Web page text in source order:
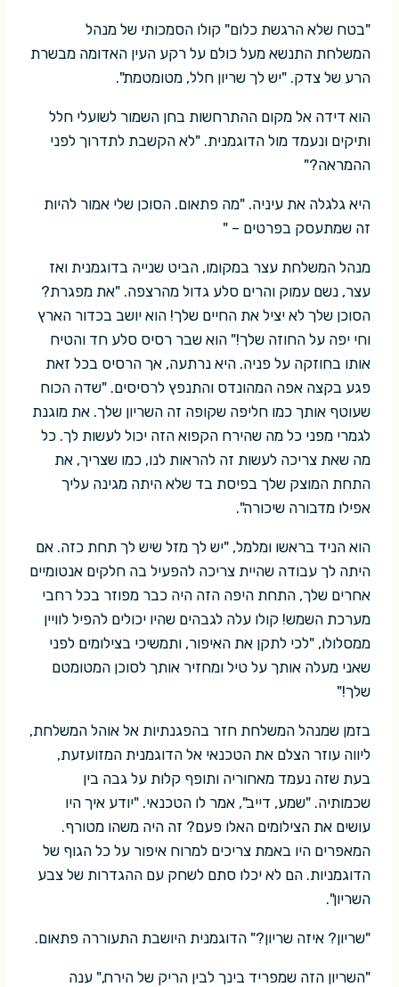
"בטח שלא הרגשת כלום" קולו הסמכותי של מנהל
המשלחת התנשא מעל כולם על רקע העין האדומה מבשרת
הרע של צדק. "יש לך שריון חלל, מטומטמת".
הוא דידה אל מקום ההתרחשות בחן השמור לשועלי חלל
ותיקים ונעמד מול הדוגמנית. "לא הקשבת לתדרוך לפני
ההמראה?"
היא גלגלה את עיניה. "מה פתאום. הסוכן שלי אמור להיות
זה שמתעסק בפרטים – "
מנהל המשלחת עצר במקומו, הביט שנייה בדוגמנית ואז
עצר, נשם עמוק והרים סלע גדול מהרצפה. "את מפגרת?
הסוכן שלך לא יציל את החיים שלך! הוא יושב בכדור הארץ
וחי יפה על החוזה שלך!" הוא שבר רסיס סלע חד והטיח
אותו בחוזקה על פניה. היא נרתעה, אך הרסיס בכל זאת
פגע בקצה אפה המהונדס והתנפץ לרסיסים. "שדה הכוח
שעוטף אותך כמו חליפה שקופה זה השריון שלך. את מוגנת
לגמרי מפני כל מה שהירח הקפוא הזה יכול לעשות לך. כל
מה שאת צריכה לעשות זה להראות לנו, כמו שצריך, את
התחת המוצק שלך בפיסת בד שלא היתה מגינה עליך
אפילו מדבורה שיכורה".
הוא הניד בראשו ומלמל, "יש לך מזל שיש לך תחת כזה. אם
היתה לך עבודה שהיית צריכה להפעיל בה חלקים אנטומיים
אחרים שלך, התחת היפה הזה היה כבר מפוזר בכל רחבי
מערכת השמש! קולו עלה לגבהים שהיו יכולים להפיל לוויין
ממסלולו, "לכי לתקן את האיפור, ותמשיכי בצילומים לפני
שאני מעלה אותך על טיל ומחזיר אותך לסוכן המטומטם
שלך!"
בזמן שמנהל המשלחת חזר בהפגנתיות אל אוהל המשלחת,
ליווה עוזר הצלם את הטכנאי אל הדוגמנית המזועזעת,
בעת שזה נעמד מאחוריה ותופף קלות על גבה בין
שכמותיה. "שמע, דייב", אמר לו הטכנאי. "יודע איך היו
עושים את הצילומים האלו פעם? זה היה משהו מטורף.
המאפרים היו באמת צריכים למרוח איפור על כל הגוף של
הדוגמניות. הם לא יכלו סתם לשחק עם ההגדרות של צבע
השריון".
"שריון? איזה שריון?" הדוגמנית היושבת התעוררה פתאום.
"השריון הזה שמפריד בינך לבין הריק של הירח," ענה